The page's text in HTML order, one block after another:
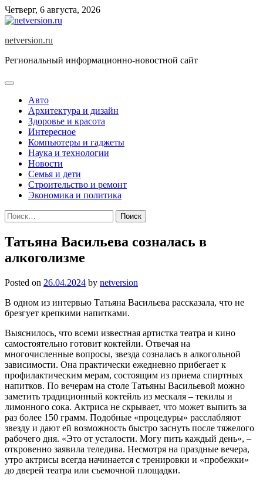
Skip
to
Четверг, 6 августа, 2026
netversion.ru
Региональный информационно-новостной сайт
Авто
Архитектура и дизайн
Здоровье и красота
Интересное
Компьютеры и гаджеты
Наука и технологии
Новости
Семья и дети
Строительство и ремонт
Экономика и политика
Найти:
Татьяна Васильева созналась в
алкоголизме
Posted on 26.04.2024 by netversion
В одном из интервью Татьяна Васильева рассказала, что не
брезгует крепкими напитками.
Выяснилось, что всеми известная артистка театра и кино
самостоятельно готовит коктейли. Отвечая на
многочисленные вопросы, звезда созналась в алкогольной
зависимости. Она практически ежедневно прибегает к
профилактическим мерам, состоящим из приема спиртных
напитков. По вечерам на столе Татьяны Васильевой можно
заметить традиционный коктейль из мескаля – текилы и
лимонного сока. Актриса не скрывает, что может выпить за
раз более 150 грамм. Подобные «процедуры» расслабляют
звезду и дают ей возможность быстро заснуть после тяжелого
рабочего дня. «Это от усталости. Могу пить каждый день», –
откровенно заявила теледива. Несмотря на праздные вечера,
утро актрисы всегда начинается с тренировки и «пробежки»
до дверей театра или съемочной площадки.